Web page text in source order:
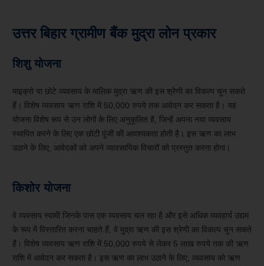
उत्तर बिहार ग्रामीण बैंक मुद्रा लोन प्रकार
शिशु योजना
माइक्रो या छोटे व्यवसाय के मालिक मुद्रा ऋण की इस श्रेणी का विकल्प चुन सकते
हैं। विशेष व्यवसाय ऋण राशि में 50,000 रुपये तक आवेदन कर सकता है। यह
योजना विशेष रूप से उन लोगों के लिए अनुकूलित है, जिन्हें अपना नया व्यवसाय
स्थापित करने के लिए एक छोटी पूंजी की आवश्यकता होती है। इस ऋण का लाभ
उठाने के लिए, आवेदकों को अपने व्यावसायिक विचारों को प्रस्तुत करना होगा।
किशोर योजना
वे व्यवसाय स्वामी जिनके पास एक व्यवसाय चल रहा है और इसे अधिक व्यवहार्य उद्यम
के रूप में विस्तारित करना चाहते हैं, वे मुद्रा ऋण की इस श्रेणी का विकल्प चुन सकते
हैं। विशेष व्यवसाय ऋण राशि में 50,000 रुपये से लेकर 5 लाख रुपये तक की ऋण
राशि में आवेदन कर सकता है। इस ऋण का लाभ उठाने के लिए, व्यवसाय को ऋण